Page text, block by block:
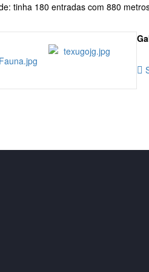
tinha 180 entradas com 880